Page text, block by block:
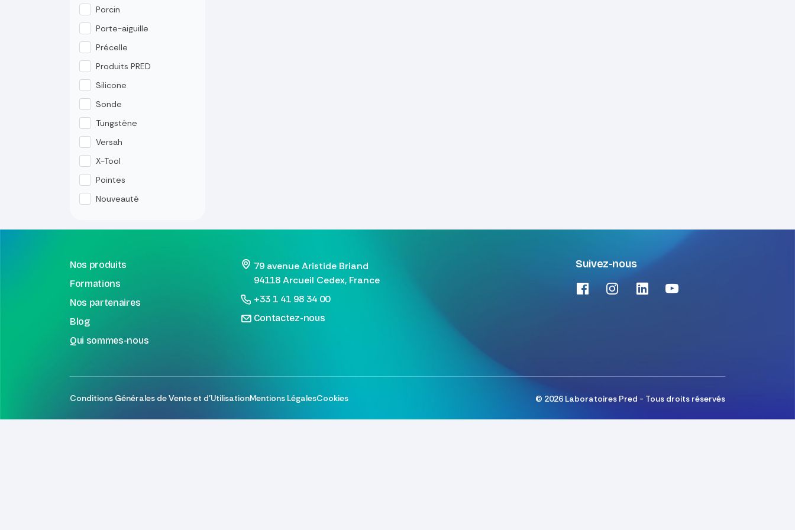
Porcin
Porte-aiguille
Précelle
Produits PRED
Silicone
Sonde
Tungstène
Versah
X-Tool
Pointes
Nouveauté
Nos produits
Formations
Nos partenaires
Blog
Qui sommes-nous
79 avenue Aristide Briand
94118 Arcueil Cedex, France
+33 1 41 98 34 00
Contactez-nous
Suivez-nous
Conditions Générales de Vente et d'UtilisationMentions LégalesCookies © 2026 Laboratoires Pred - Tous droits réservés